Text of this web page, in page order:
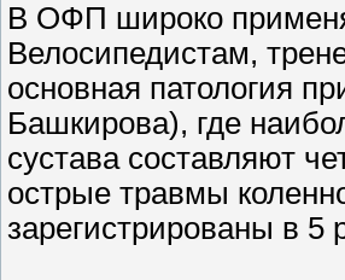
В ОФП широко
Велосипедистам,
основная патология
Башкирова), где
сустава составляют
острые травмы
зарегистрированы в 5